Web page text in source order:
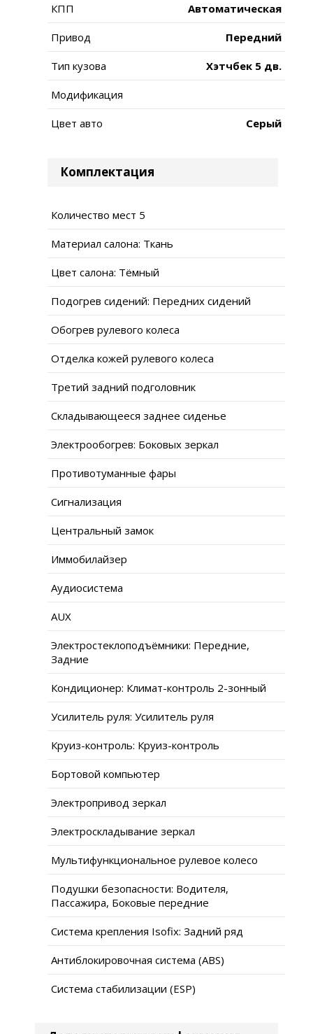
КПП Автоматическая
Привод Передний
Тип кузова Хэтчбек 5 дв.
Модификация
Цвет авто Серый
Комплектация
Количество мест 5
Материал салона: Ткань
Цвет салона: Тёмный
Подогрев сидений: Передних сидений
Обогрев рулевого колеса
Отделка кожей рулевого колеса
Третий задний подголовник
Складывающееся заднее сиденье
Электрообогрев: Боковых зеркал
Противотуманные фары
Сигнализация
Центральный замок
Иммобилайзер
Аудиосистема
AUX
Электростеклоподъёмники: Передние,
Задние
Кондиционер: Климат-контроль 2-зонный
Усилитель руля: Усилитель руля
Круиз-контроль: Круиз-контроль
Бортовой компьютер
Электропривод зеркал
Электроскладывание зеркал
Мультифункциональное рулевое колесо
Подушки безопасности: Водителя,
Пассажира, Боковые передние
Система крепления Isofix: Задний ряд
Антиблокировочная система (ABS)
Система стабилизации (ESP)